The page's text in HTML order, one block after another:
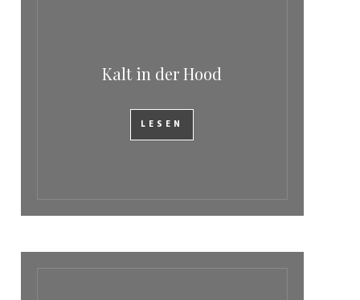
Kalt in der Hood
LESEN